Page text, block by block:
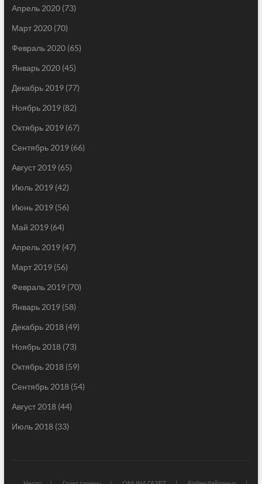
Апрель 2020(73)
Март 2020(70)
Февраль 2020(65)
Январь 2020(45)
Декабрь 2019(77)
Ноябрь 2019(82)
Октябрь 2019(67)
Сентябрь 2019(66)
Август 2019(65)
Июль 2019(42)
Июнь 2019(56)
Май 2019(64)
Апрель 2019(47)
Март 2019(56)
Февраль 2019(70)
Январь 2019(58)
Декабрь 2018(49)
Ноябрь 2018(73)
Октябрь 2018(59)
Сентябрь 2018(54)
Август 2018(44)
Июль 2018(33)